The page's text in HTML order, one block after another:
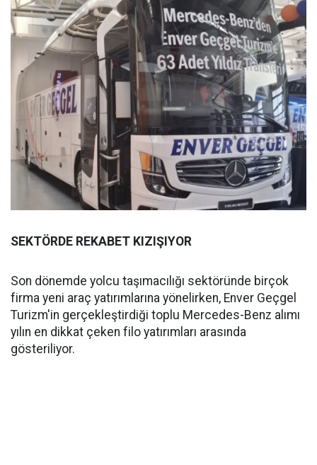
SEKTÖRDE REKABET KIZIŞIYOR
Son dönemde yolcu taşımacılığı sektöründe birçok
firma yeni araç yatırımlarına yönelirken, Enver Geçgel
Turizm'in gerçekleştirdiği toplu Mercedes-Benz alımı
yılın en dikkat çeken filo yatırımları arasında
gösteriliyor.